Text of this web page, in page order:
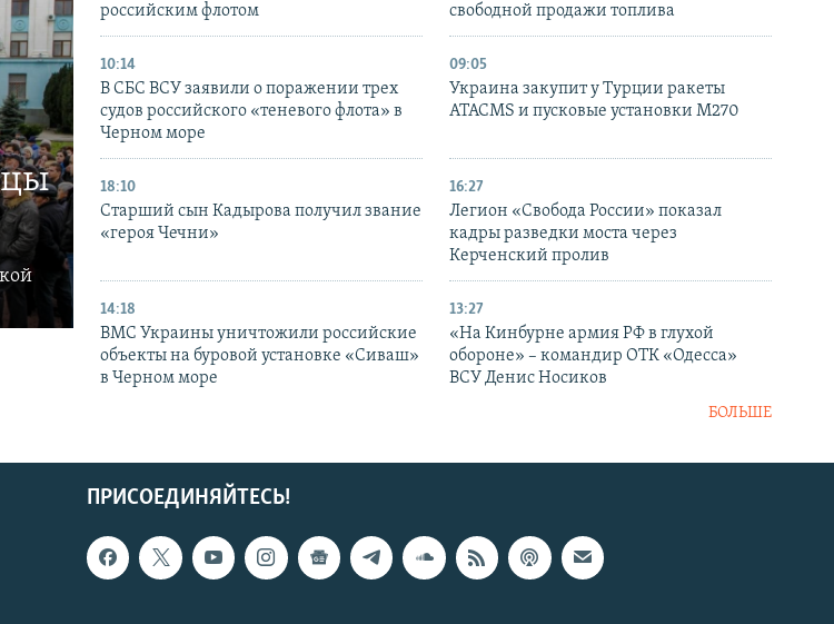
российским флотом
свободной продажи топлива
10:14
В СБС ВСУ заявили о поражении трех
судов российского «теневого флота» в
Черном море
09:05
Украина закупит у Турции ракеты
ATACMS и пусковые установки M270
18:10
Старший сын Кадырова получил звание
«героя Чечни»
16:27
Легион «Свобода России» показал
кадры разведки моста через
Керченский пролив
14:18
ВМС Украины уничтожили российские
объекты на буровой установке «Сиваш»
в Черном море
13:27
«На Кинбурне армия РФ в глухой
обороне» – командир ОТК «Одесса»
ВСУ Денис Носиков
БОЛЬШЕ
ПРИСОЕДИНЯЙТЕСЬ!